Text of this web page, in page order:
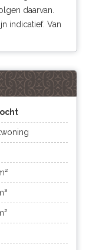
daarvan.
indicatief. Van